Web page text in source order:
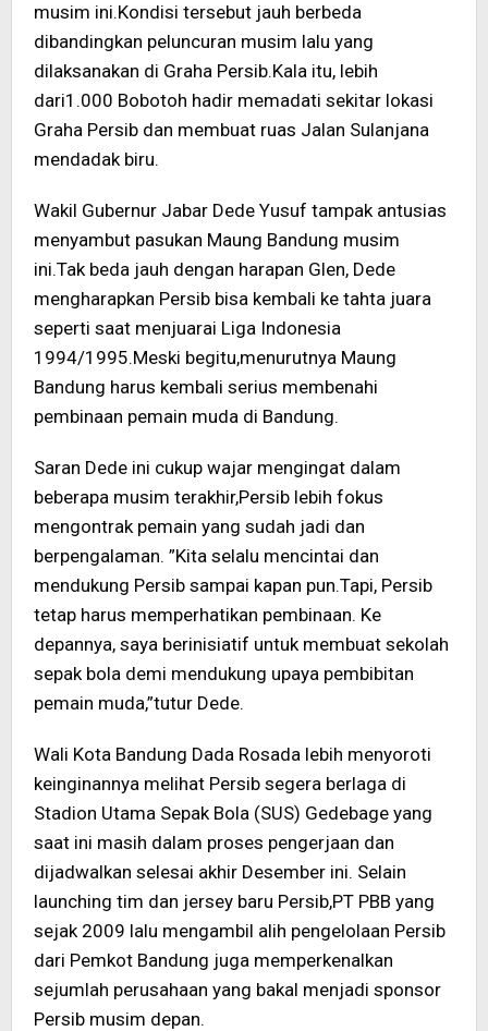
musim ini.Kondisi tersebut jauh berbeda
dibandingkan peluncuran musim lalu yang
dilaksanakan di Graha Persib.Kala itu, lebih
dari1.000 Bobotoh hadir memadati sekitar lokasi
Graha Persib dan membuat ruas Jalan Sulanjana
mendadak biru.
Wakil Gubernur Jabar Dede Yusuf tampak antusias
menyambut pasukan Maung Bandung musim
ini.Tak beda jauh dengan harapan Glen, Dede
mengharapkan Persib bisa kembali ke tahta juara
seperti saat menjuarai Liga Indonesia
1994/1995.Meski begitu,menurutnya Maung
Bandung harus kembali serius membenahi
pembinaan pemain muda di Bandung.
Saran Dede ini cukup wajar mengingat dalam
beberapa musim terakhir,Persib lebih fokus
mengontrak pemain yang sudah jadi dan
berpengalaman. ”Kita selalu mencintai dan
mendukung Persib sampai kapan pun.Tapi, Persib
tetap harus memperhatikan pembinaan. Ke
depannya, saya berinisiatif untuk membuat sekolah
sepak bola demi mendukung upaya pembibitan
pemain muda,”tutur Dede.
Wali Kota Bandung Dada Rosada lebih menyoroti
keinginannya melihat Persib segera berlaga di
Stadion Utama Sepak Bola (SUS) Gedebage yang
saat ini masih dalam proses pengerjaan dan
dijadwalkan selesai akhir Desember ini. Selain
launching tim dan jersey baru Persib,PT PBB yang
sejak 2009 lalu mengambil alih pengelolaan Persib
dari Pemkot Bandung juga memperkenalkan
sejumlah perusahaan yang bakal menjadi sponsor
Persib musim depan.